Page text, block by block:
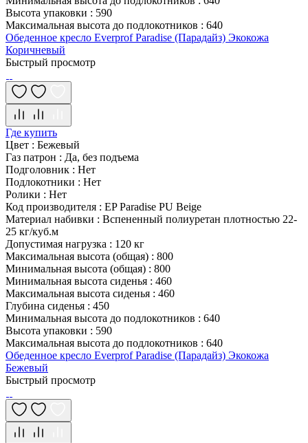
Высота упаковки : 590
Максимальная высота до подлокотников : 640
Обеденное кресло Everprof Paradise (Парадайз) Экокожа
Коричневый
Быстрый просмотр
Где купить
Цвет : Бежевый
Газ патрон : Да, без подъема
Подголовник : Нет
Подлокотники : Нет
Ролики : Нет
Код производителя : EP Paradise PU Beige
Материал набивки : Вспененный полиуретан плотностью 22-
25 кг/куб.м
Допустимая нагрузка : 120 кг
Максимальная высота (общая) : 800
Минимальная высота (общая) : 800
Минимальная высота сиденья : 460
Максимальная высота сиденья : 460
Глубина сиденья : 450
Минимальная высота до подлокотников : 640
Высота упаковки : 590
Максимальная высота до подлокотников : 640
Обеденное кресло Everprof Paradise (Парадайз) Экокожа
Бежевый
Быстрый просмотр